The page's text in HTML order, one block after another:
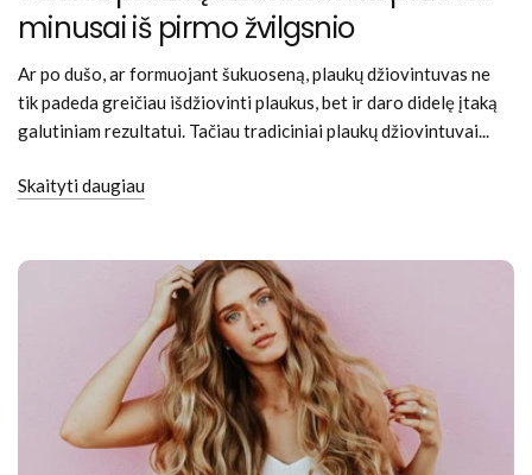
minusai iš pirmo žvilgsnio
Ar po dušo, ar formuojant šukuoseną, plaukų džiovintuvas ne
tik padeda greičiau išdžiovinti plaukus, bet ir daro didelę įtaką
galutiniam rezultatui. Tačiau tradiciniai plaukų džiovintuvai...
Skaityti daugiau